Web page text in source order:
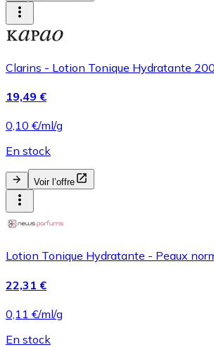
Clarins - Lotion Tonique Hydratante
19,49 €
0,10 €/ml/g
En stock
Voir l’offre
Lotion Tonique Hydratante - Peaux
22,31 €
0,11 €/ml/g
En stock